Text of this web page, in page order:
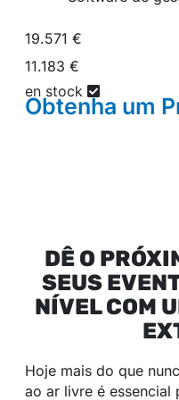
19.571 €
11.183 €
en stock
Obtenha um
DÊ O
SEUS
NÍVEL COM
Hoje mais do que
ao ar livre é